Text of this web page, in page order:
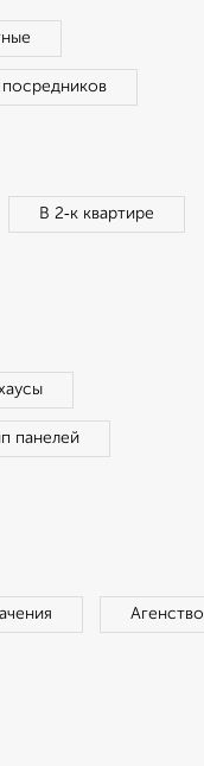
посредников
В 2‑к квартире
панелей
Агенство